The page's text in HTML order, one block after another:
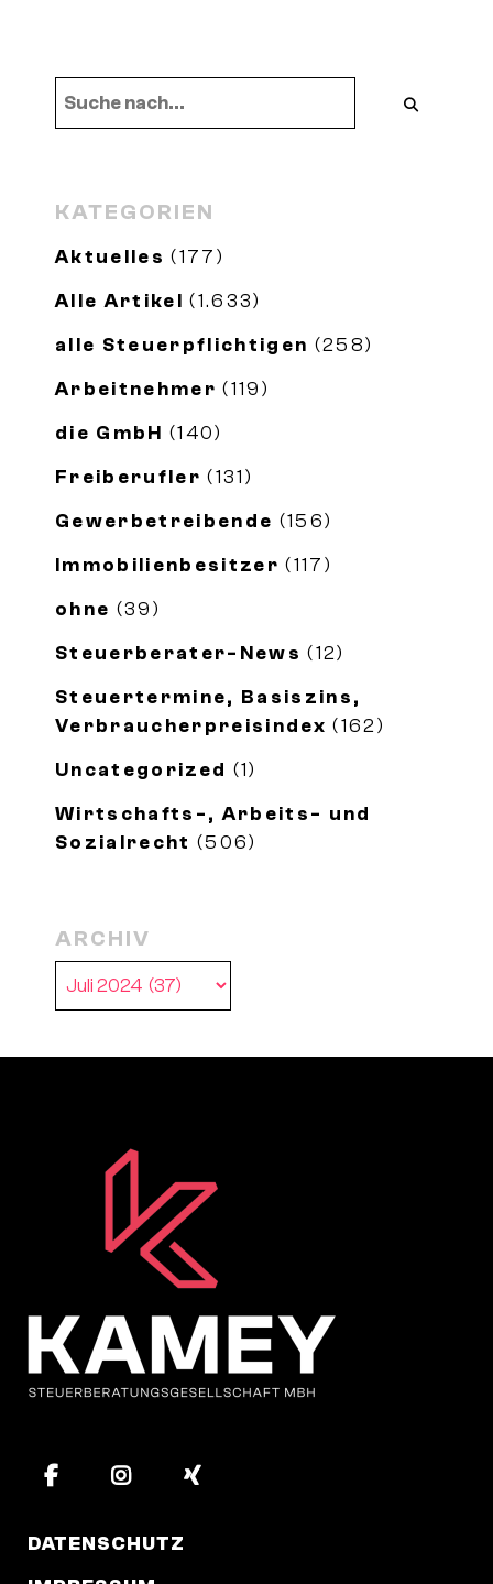
KATEGORIEN
Aktuelles (177)
Alle Artikel (1.633)
alle Steuerpflichtigen (258)
Arbeitnehmer (119)
die GmbH (140)
Freiberufler (131)
Gewerbetreibende (156)
Immobilienbesitzer (117)
ohne (39)
Steuerberater-News (12)
Steuertermine, Basiszins,
Verbraucherpreisindex (162)
Uncategorized (1)
Wirtschafts-, Arbeits- und
Sozialrecht (506)
ARCHIV
DATENSCHUTZ